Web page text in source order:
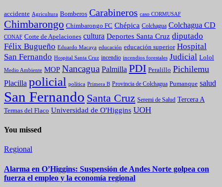
accidente Agricultura Bomberos Carabineros caso CORMUSAF
Chimbarongo Chimbarongo FC Chépica Colchagua Colchagua CD
CONAF Corte de Apelaciones cultura Deportes Santa Cruz diputado
Félix Bugueño Eduardo Macaya educación educación superior Hospital
San Fernando Hospital Santa Cruz incendio incendios forestales Judicial Lolol
Medio Ambiente MOP Nancagua Palmilla PDI Peralillo Pichilemu
Placilla policial política Primera B Provincia de Colchagua Pumanque salud
San Fernando Santa Cruz Seremi de Salud Tercera A
Termas del Flaco Universidad de O'Higgins UOH
You missed
Regional
Alarma en O’Higgins: Suspensión de Andes Norte golpea con
fuerza el empleo y la economía regional